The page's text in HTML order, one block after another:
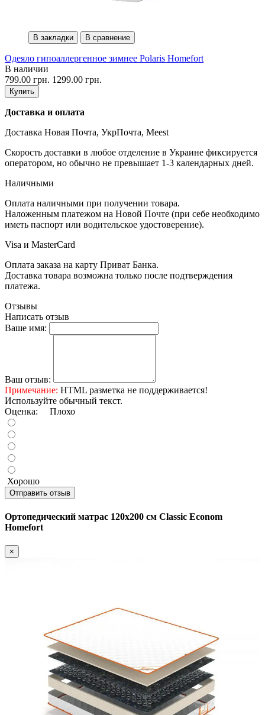
В закладки В сравнение
Одеяло гипоаллергенное зимнее Polaris Homefort
В наличии
799.00 грн. 1299.00 грн.
Купить
Доставка и оплата
Доставка Новая Почта, УкрПочта, Meest
Скорость доставки в любое отделение в Украине фиксируется
оператором, но обычно не превышает 1-3 календарных дней.
Наличными
Оплата наличными при получении товара.
Наложенным платежом на Новой Почте (при себе необходимо
иметь паспорт или водительское удостоверение).
Visa и MasterCard
Оплата заказа на карту Приват Банка.
Доставка товара возможна только после подтверждения
платежа.
Отзывы
Написать отзыв
Ваше имя:
Ваш отзыв:
Примечание: HTML разметка не поддерживается!
Используйте обычный текст.
Оценка: Плохо
Хорошо
Отправить отзыв
Ортопедический матрас 120х200 см Classic Econom
Homefort
×